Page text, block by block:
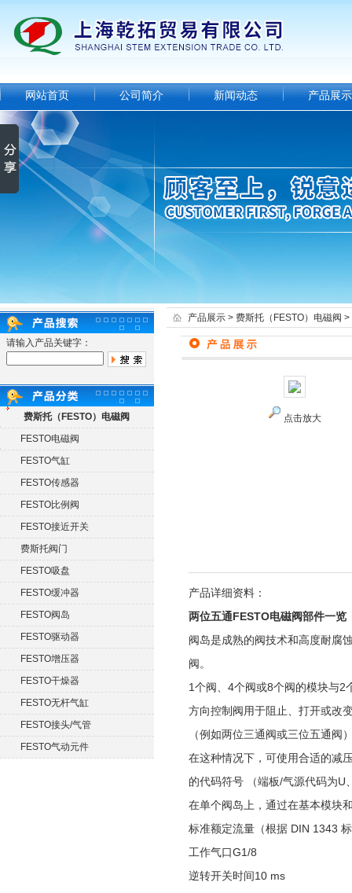
网站首页 公司简介 新闻动态 产品展示
请输入产品关键字：
费斯托（FESTO）电磁阀
FESTO电磁阀
FESTO气缸
FESTO传感器
FESTO比例阀
FESTO接近开关
费斯托阀门
FESTO吸盘
FESTO缓冲器
FESTO阀岛
FESTO驱动器
FESTO增压器
FESTO干燥器
FESTO无杆气缸
FESTO接头/气管
FESTO气动元件
产品展示 > 费斯托（FESTO）电磁阀 >
点击放大
产品详细资料：
两位五通FESTO电磁阀部件一览
阀岛是成熟的阀技术和高度耐腐
阀。
1个阀、4个阀或8个阀的模块与2
方向控制阀用于阻止、打开或改
（例如两位三通阀或三位五通阀
在这种情况下，可使用合适的减
的代码符号 （端板/气源代码为U
在单个阀岛上，通过在基本模块
标准额定流量（根据 DIN 1343
工作气口G1/8
逆转开关时间10 ms